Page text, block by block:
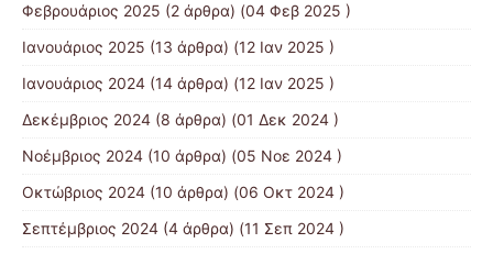
Φεβρουάριος 2025 (2 άρθρα) (04 Φεβ 2025 )
Ιανουάριος 2025 (13 άρθρα) (12 Ιαν 2025 )
Ιανουάριος 2024 (14 άρθρα) (12 Ιαν 2025 )
Δεκέμβριος 2024 (8 άρθρα) (01 Δεκ 2024 )
Νοέμβριος 2024 (10 άρθρα) (05 Νοε 2024 )
Οκτώβριος 2024 (10 άρθρα) (06 Οκτ 2024 )
Σεπτέμβριος 2024 (4 άρθρα) (11 Σεπ 2024 )